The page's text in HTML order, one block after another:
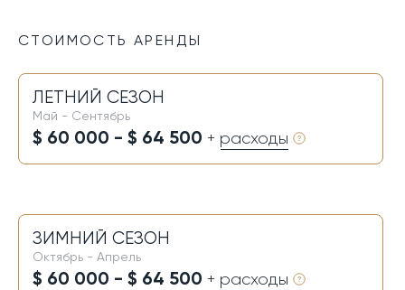
СТОИМОСТЬ АРЕНДЫ
ЛЕТНИЙ СЕЗОН
Май - Сентябрь
$ 60 000 - $ 64 500 + расходы
ЗИМНИЙ СЕЗОН
Октябрь - Апрель
$ 60 000 - $ 64 500 + расходы